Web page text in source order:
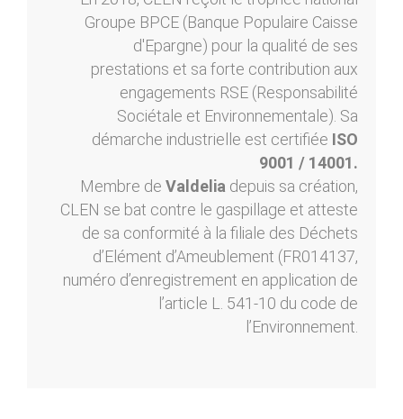
Groupe BPCE (Banque Populaire Caisse
d'Epargne) pour la qualité de ses
prestations et sa forte contribution aux
engagements RSE (Responsabilité
Sociétale et Environnementale). Sa
démarche industrielle est certifiée ISO
9001 / 14001.
Membre de Valdelia depuis sa création,
CLEN se bat contre le gaspillage et atteste
de sa conformité à la filiale des Déchets
d’Elément d’Ameublement (FR014137,
numéro d’enregistrement en application de
l’article L. 541-10 du code de
l’Environnement.